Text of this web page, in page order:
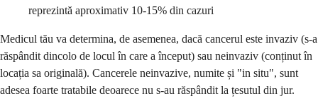
reprezintă aproximativ 10-15% din cazuri
Medicul tău va determina, de asemenea, dacă cancerul este invaziv (s-a
răspândit dincolo de locul în care a început) sau neinvaziv (conținut în
locația sa originală). Cancerele neinvazive, numite și "in situ", sunt
adesea foarte tratabile deoarece nu s-au răspândit la țesutul din jur.